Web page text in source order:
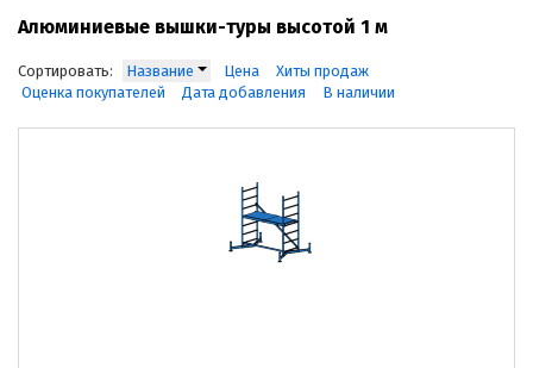
Алюминиевые вышки-туры высотой 1 м
Сортировать: Название Цена
Хиты продаж
Оценка покупателей
Дата добавления В наличии